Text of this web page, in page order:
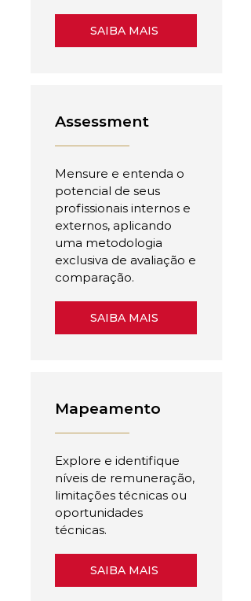
SAIBA MAIS
Assessment
Mensure e entenda o
potencial de seus
profissionais internos e
externos, aplicando
uma metodologia
exclusiva de avaliação e
comparação.
SAIBA MAIS
Mapeamento
Explore e identifique
níveis de remuneração,
limitações técnicas ou
oportunidades
técnicas.
SAIBA MAIS